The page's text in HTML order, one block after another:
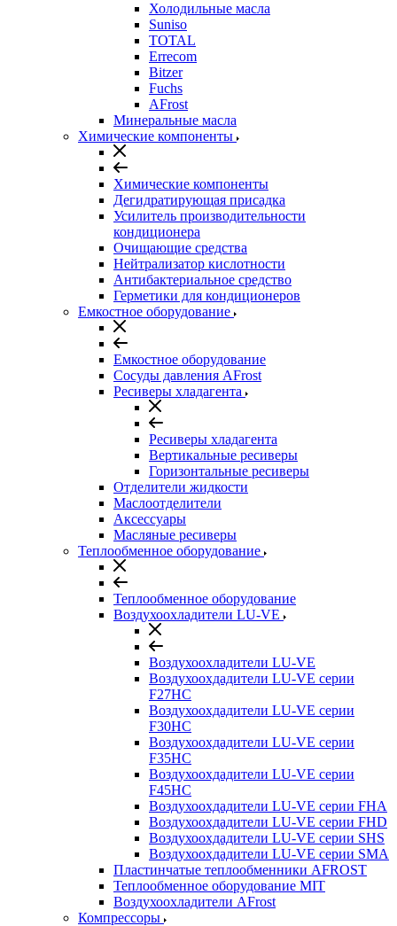
Холодильные масла
Suniso
TOTAL
Errecom
Bitzer
Fuchs
AFrost
Минеральные масла
Химические компоненты
Химические компоненты
Дегидратирующая присадка
Усилитель производительности
кондиционера
Очищающие средства
Нейтрализатор кислотности
Антибактериальное средство
Герметики для кондиционеров
Емкостное оборудование
Емкостное оборудование
Сосуды давления AFrost
Ресиверы хладагента
Ресиверы хладагента
Вертикальные ресиверы
Горизонтальные ресиверы
Отделители жидкости
Маслоотделители
Аксессуары
Масляные ресиверы
Теплообменное оборудование
Теплообменное оборудование
Воздухоохладители LU-VE
Воздухоохладители LU-VE
Воздухоохдадители LU-VE серии
F27HC
Воздухоохдадители LU-VE серии
F30HC
Воздухоохдадители LU-VE серии
F35HC
Воздухоохдадители LU-VE серии
F45HC
Воздухоохдадители LU-VE серии FHA
Воздухоохдадители LU-VE серии FHD
Воздухоохдадители LU-VE серии SHS
Воздухоохдадители LU-VE серии SMA
Пластинчатые теплообменники AFROST
Теплообменное оборудование MIT
Воздухоохладители AFrost
Компрессоры